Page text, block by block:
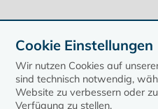
Cookie Einstellungen
Wir nutzen Cookies auf
sind technisch notwendig,
Website zu verbessern oder
Verfügung zu stellen.